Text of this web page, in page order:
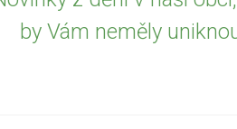
by Vám neměly